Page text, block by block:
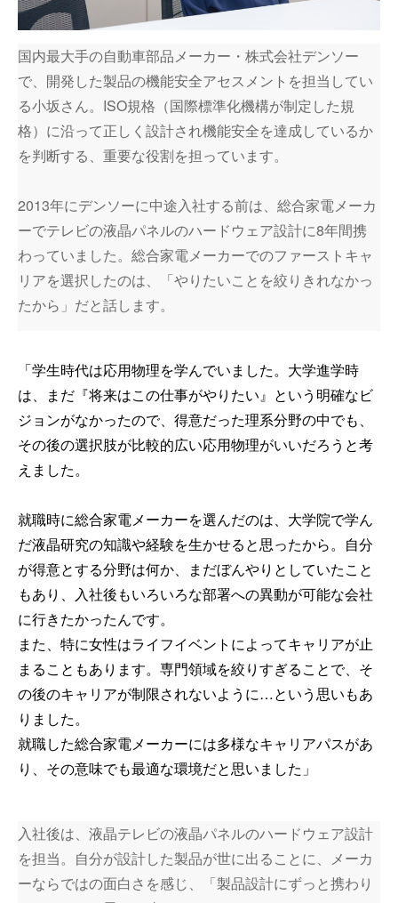
国内最大手の自動車部品メーカー・株式会社デンソー
で、開発した製品の機能安全アセスメントを担当してい
る小坂さん。ISO規格（国際標準化機構が制定した規
格）に沿って正しく設計され機能安全を達成しているか
を判断する、重要な役割を担っています。
2013年にデンソーに中途入社する前は、総合家電メーカ
ーでテレビの液晶パネルのハードウェア設計に8年間携
わっていました。総合家電メーカーでのファーストキャ
リアを選択したのは、「やりたいことを絞りきれなかっ
たから」だと話します。
「学生時代は応用物理を学んでいました。大学進学時
は、まだ『将来はこの仕事がやりたい』という明確なビ
ジョンがなかったので、得意だった理系分野の中でも、
その後の選択肢が比較的広い応用物理がいいだろうと考
えました。
就職時に総合家電メーカーを選んだのは、大学院で学ん
だ液晶研究の知識や経験を生かせると思ったから。自分
が得意とする分野は何か、まだぼんやりとしていたこと
もあり、入社後もいろいろな部署への異動が可能な会社
に行きたかったんです。
また、特に女性はライフイベントによってキャリアが止
まることもあります。専門領域を絞りすぎることで、そ
の後のキャリアが制限されないように…という思いもあ
りました。
就職した総合家電メーカーには多様なキャリアパスがあ
り、その意味でも最適な環境だと思いました」
入社後は、液晶テレビの液晶パネルのハードウェア設計
を担当。自分が設計した製品が世に出ることに、メーカ
ーならではの面白さを感じ、「製品設計にずっと携わり